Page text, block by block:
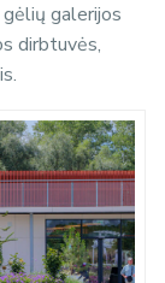
galerijos
dirbtuvės,